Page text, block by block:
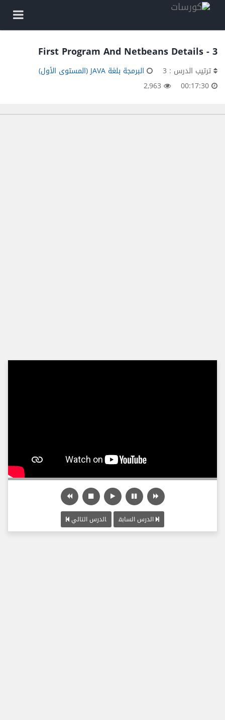
3 - First Program And Netbeans Details
ترتيب الدرس : 3
البرمجة بلغة JAVA (المستوى الأول)
الدرس السابق الدرس التالي